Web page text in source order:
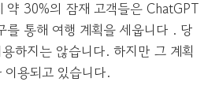
약 30%의 잠재 고객들은 ChatGPT
를 통해 여행 계획을 세웁니다 . 당
하지는 않습니다. 하지만 그 계획
용되고 있습니다.